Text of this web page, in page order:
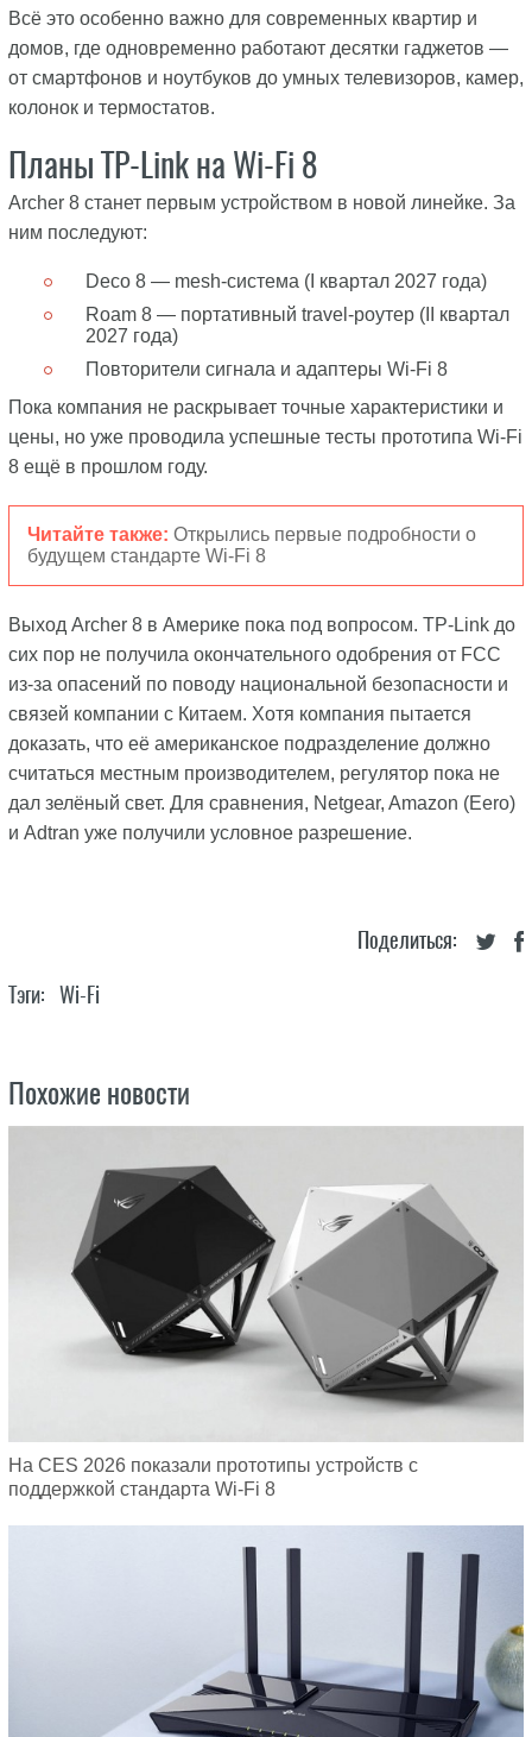
Всё это особенно важно для современных квартир и
домов, где одновременно работают десятки гаджетов —
от смартфонов и ноутбуков до умных телевизоров, камер,
колонок и термостатов.
Планы TP-Link на Wi-Fi 8
Archer 8 станет первым устройством в новой линейке. За
ним последуют:
Deco 8 — mesh-система (I квартал 2027 года)
Roam 8 — портативный travel-роутер (II квартал
2027 года)
Повторители сигнала и адаптеры Wi-Fi 8
Пока компания не раскрывает точные характеристики и
цены, но уже проводила успешные тесты прототипа Wi-Fi
8 ещё в прошлом году.
Читайте также: Открылись первые подробности о
будущем стандарте Wi-Fi 8
Выход Archer 8 в Америке пока под вопросом. TP-Link до
сих пор не получила окончательного одобрения от FCC
из-за опасений по поводу национальной безопасности и
связей компании с Китаем. Хотя компания пытается
доказать, что её американское подразделение должно
считаться местным производителем, регулятор пока не
дал зелёный свет. Для сравнения, Netgear, Amazon (Eero)
и Adtran уже получили условное разрешение.
Поделиться:
Тэги: Wi-Fi
Похожие новости
На CES 2026 показали прототипы устройств с
поддержкой стандарта Wi-Fi 8